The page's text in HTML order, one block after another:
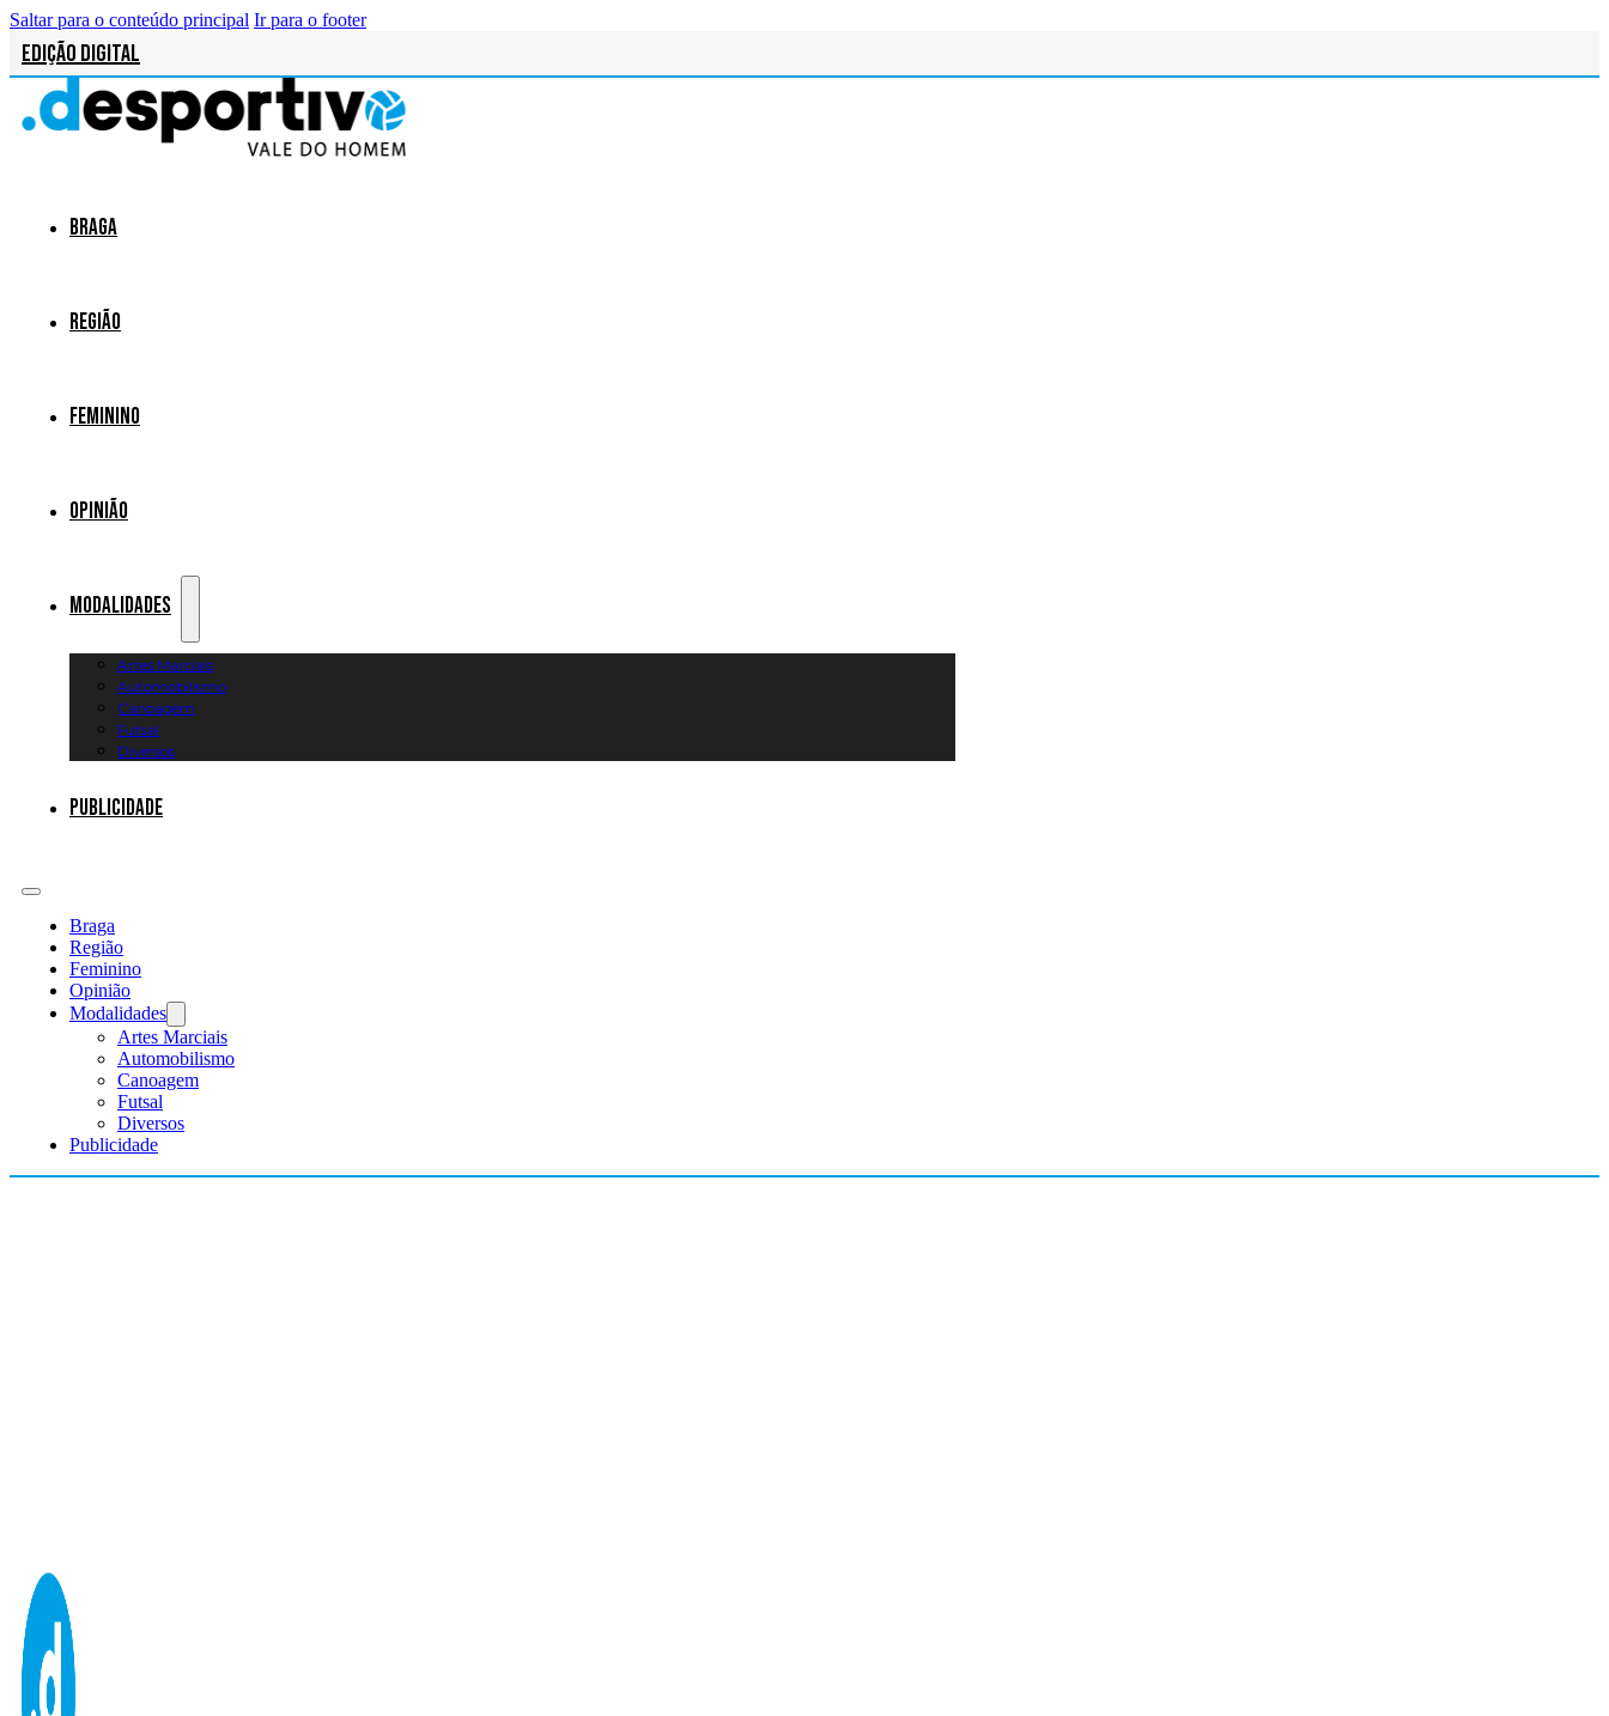
Saltar para o conteúdo principal Ir para o footer
Edição Digital
Braga
Região
Feminino
Opinião
Modalidades
Artes Marciais
Automobilismo
Canoagem
Futsal
Diversos
Publicidade
Braga
Região
Feminino
Opinião
Modalidades
Artes Marciais
Automobilismo
Canoagem
Futsal
Diversos
Publicidade